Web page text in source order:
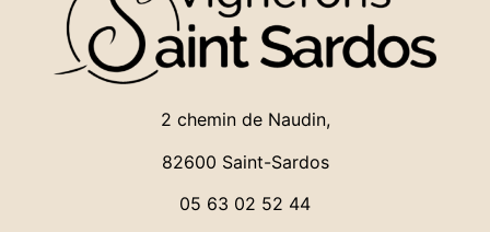
2 chemin de Naudin,
82600 Saint-Sardos
05 63 02 52 44